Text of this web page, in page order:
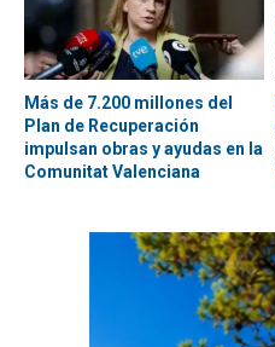
Más de 7.200 millones del
Plan de Recuperación
impulsan obras y ayudas en la
Comunitat Valenciana